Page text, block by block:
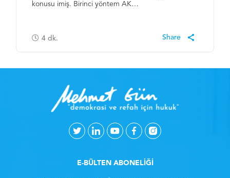
konusu imiş. Birinci yöntem AK…
4 dk.
E-BÜLTEN ABONELİĞİ